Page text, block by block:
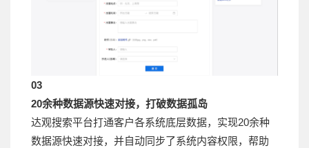
03
20余种数据源快速对接，打破数据孤岛
达观搜索平台打通客户各系统底层数据，实现20余种
数据源快速对接，并自动同步了系统内容权限，帮助